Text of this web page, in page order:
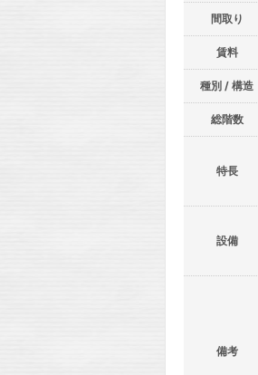
間取り
賃料
種別 / 構造
総階数
特長
設備
備考